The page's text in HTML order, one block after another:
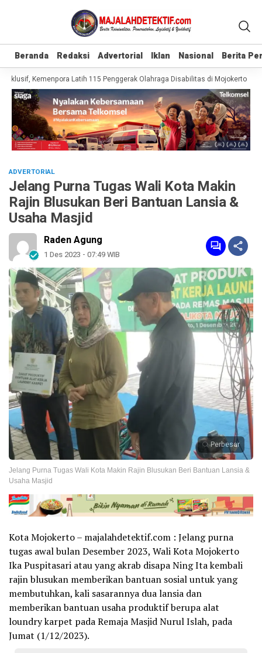
Beranda Redaksi Advertorial Iklan Nasional Berita
Beranda Redaksi Advertorial Iklan Nasional Berita
Kemenpora Latih 115 Penggerak Olahraga Disabilitas di Mojokerto
ADVERTORIAL
Jelang Purna Tugas Wali Kota Makin
Rajin Blusukan Beri Bantuan Lansia &
Usaha Masjid
Raden Agung
1 Des 2023 - 07:49 WIB
Perbesar
Jelang Purna Tugas Wali Kota Makin Rajin Blusukan Beri Bantuan Lansia &
Usaha Masjid
Kota Mojokerto – majalahdetektif.com : Jelang purna
tugas awal bulan Desember 2023, Wali Kota Mojokerto
Ika Puspitasari atau yang akrab disapa Ning Ita kembali
rajin blusukan memberikan bantuan sosial untuk yang
membutuhkan, kali sasarannya dua lansia dan
memberikan bantuan usaha produktif berupa alat
loundry karpet pada Remaja Masjid Nurul Islah, pada
Jumat (1/12/2023).